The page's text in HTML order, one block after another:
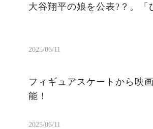
大谷翔平の娘を公表?？。「
2025/06/11
フィギュアスケートから映
能！
2025/06/11